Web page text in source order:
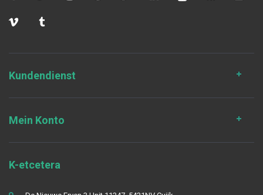
Kundendienst
Mein Konto
K-etcetera